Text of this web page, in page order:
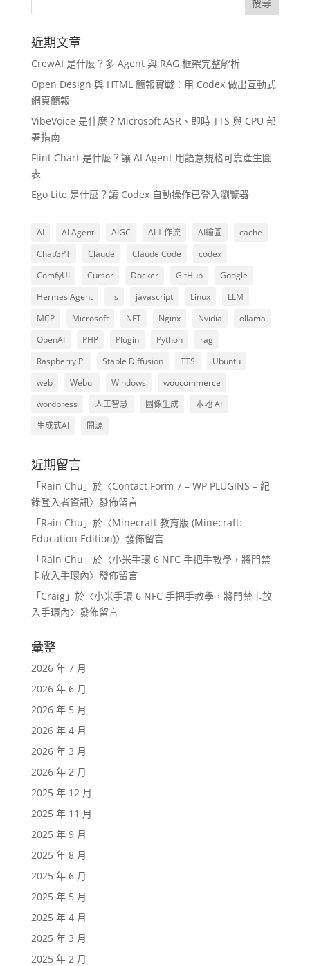
近期文章
CrewAI 是什麼？多 Agent 與 RAG 框架完整解析
Open Design 與 HTML 簡報實戰：用 Codex 做出互動式
網頁簡報
VibeVoice 是什麼？Microsoft ASR、即時 TTS 與 CPU 部
署指南
Flint Chart 是什麼？讓 AI Agent 用語意規格可靠產生圖
表
Ego Lite 是什麼？讓 Codex 自動操作已登入瀏覽器
AI AI Agent AIGC AI工作流 AI繪圖
cache
ChatGPT
Claude Claude Code
codex
ComfyUI
Cursor Docker GitHub
Google
Hermes Agent
iis javascript Linux
LLM
MCP
Microsoft NFT Nginx Nvidia
ollama
OpenAI
PHP Plugin Python
rag
Raspberry Pi
Stable Diffusion TTS
Ubuntu
web
Webui Windows
woocommerce
wordpress
人工智慧 圖像生成
本地 AI
生成式AI
開源
近期留言
「Rain Chu 」於〈Contact Form 7 – WP PLUGINS – 紀
錄登入者資訊〉發佈留言
「Rain Chu 」於〈Minecraft 教育版 (Minecraft:
Education Edition)〉發佈留言
「Rain Chu 」於〈小米手環 6 NFC 手把手教學，將門禁
卡放入手環內〉發佈留言
「Craig」於〈小米手環 6 NFC 手把手教學，將門禁卡放
入手環內〉發佈留言
彙整
2026 年 7 月
2026 年 6 月
2026 年 5 月
2026 年 4 月
2026 年 3 月
2026 年 2 月
2025 年 12 月
2025 年 11 月
2025 年 9 月
2025 年 8 月
2025 年 6 月
2025 年 5 月
2025 年 4 月
2025 年 3 月
2025 年 2 月